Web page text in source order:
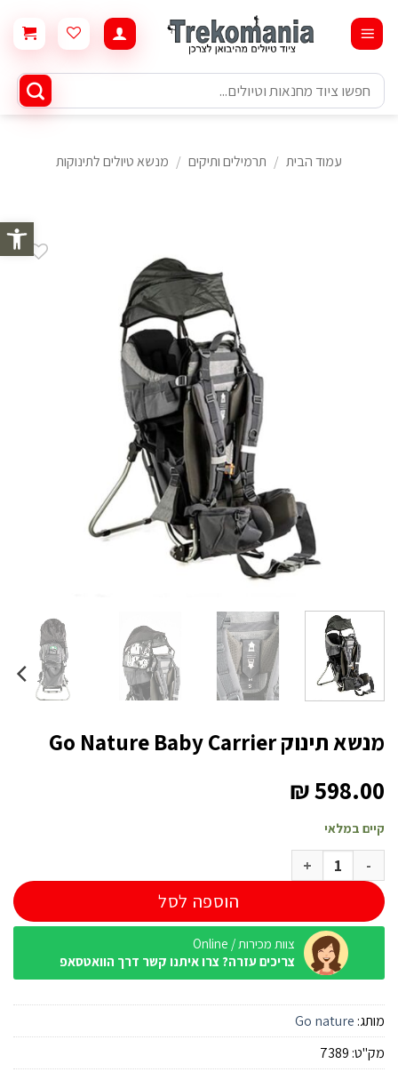
פתח
content
חיפוש
עבור:
עמוד הבית / תרמילים ותיקים / מנשא טיולים לתינוקות
מנשא תינוק Go Nature Baby Carrier
₪598.00
קיים במלאי
כמות של מנשא תינוק Go Nature Baby Carrier
הוספה לסל
צוות מכירות / Online
צריכים עזרה? צרו איתנו קשר דרך הוואטסאפ
מותג: Go nature
מק"ט: 7389